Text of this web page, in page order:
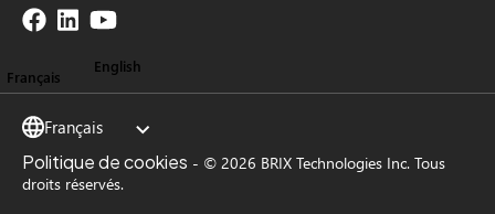
Français
Français
English
Politique de cookies - © 2026 BRIX Technologies Inc. Tous
droits réservés.